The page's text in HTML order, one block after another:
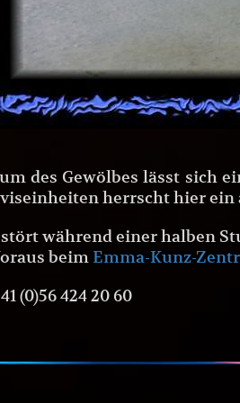
des Gewölbes lässt sich
herrscht hier
während einer halben
beimEmma-Kunz-
(0)56 424 20 60